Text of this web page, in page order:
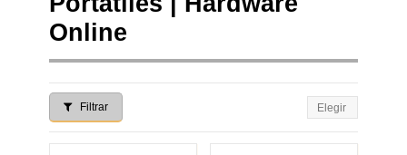
Online
Filtrar Elegir